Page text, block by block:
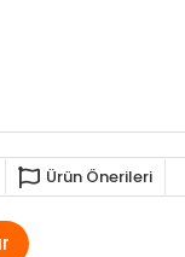
Ürün Önerileri